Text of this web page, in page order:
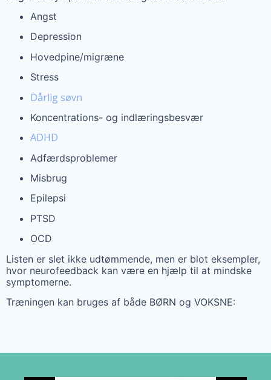
Angst
Depression
Hovedpine/migræne
Stress
Dårlig søvn
Koncentrations- og indlæringsbesvær
ADHD
Adfærdsproblemer
Misbrug
Epilepsi
PTSD
OCD
Listen er slet ikke udtømmende, men er blot eksempler,
hvor neurofeedback kan være en hjælp til at mindske
symptomerne.
Træningen kan bruges af både BØRN og VOKSNE: